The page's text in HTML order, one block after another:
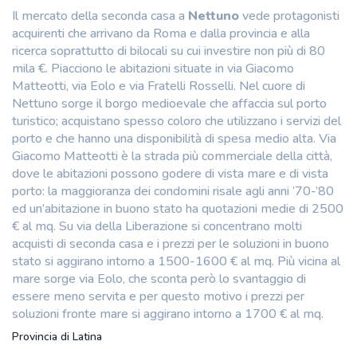
Il mercato della seconda casa a Nettunovede protagonisti
acquirenti che arrivano da Roma e dalla provincia e alla
ricerca soprattutto di bilocali su cui investire non più di 80
mila €. Piacciono le abitazioni situate in via Giacomo
Matteotti, via Eolo e via Fratelli Rosselli. Nel cuore di
Nettuno sorge il borgo medioevale che affaccia sul porto
turistico; acquistano spesso coloro che utilizzano i servizi del
porto e che hanno una disponibilità di spesa medio alta. Via
Giacomo Matteotti è la strada più commerciale della città,
dove le abitazioni possono godere di vista mare e di vista
porto: la maggioranza dei condomini risale agli anni ’70-’80
ed un’abitazione in buono stato ha quotazioni medie di 2500
€ al mq. Su via della Liberazione si concentrano molti
acquisti di seconda casa e i prezzi per le soluzioni in buono
stato si aggirano intorno a 1500-1600 € al mq. Più vicina al
mare sorge via Eolo, che sconta però lo svantaggio di
essere meno servita e per questo motivo i prezzi per
soluzioni fronte mare si aggirano intorno a 1700 € al mq.
Provincia di Latina